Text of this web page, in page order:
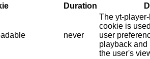
Duration
never
The yt-
cookie is
user
playback and
the user's